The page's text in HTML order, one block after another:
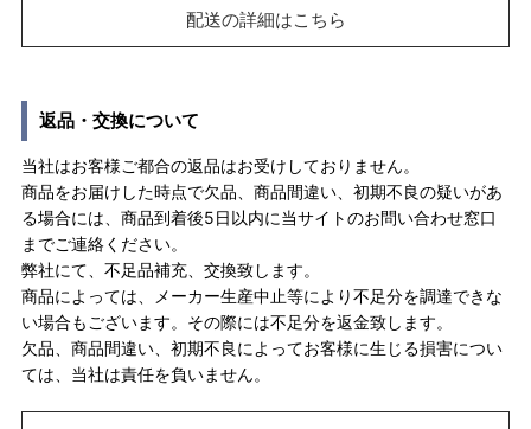
配送の詳細はこちら
返品・交換について
当社はお客様ご都合の返品はお受けしておりません。
商品をお届けした時点で欠品、商品間違い、初期不良の疑いがあ
る場合には、商品到着後5日以内に当サイトのお問い合わせ窓口
までご連絡ください。
弊社にて、不足品補充、交換致します。
商品によっては、メーカー生産中止等により不足分を調達できな
い場合もございます。その際には不足分を返金致します。
欠品、商品間違い、初期不良によってお客様に生じる損害につい
ては、当社は責任を負いません。